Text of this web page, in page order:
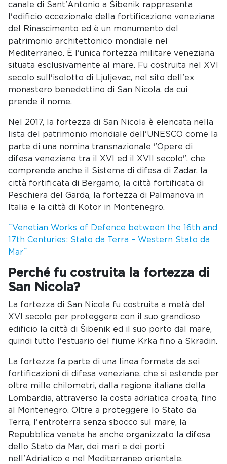
canale di Sant'Antonio a Šibenik rappresenta
l'edificio eccezionale della fortificazione veneziana
del Rinascimento ed è un monumento del
patrimonio architettonico mondiale nel
Mediterraneo. È l'unica fortezza militare veneziana
situata esclusivamente al mare. Fu costruita nel XVI
secolo sull'isolotto di Ljuljevac, nel sito dell'ex
monastero benedettino di San Nicola, da cui
prende il nome.
Nel 2017, la fortezza di San Nicola è elencata nella
lista del patrimonio mondiale dell'UNESCO come la
parte di una nomina transnazionale "Opere di
difesa veneziane tra il XVI ed il XVII secolo", che
comprende anche il Sistema di difesa di Zadar, la
città fortificata di Bergamo, la città fortificata di
Peschiera del Garda, la fortezza di Palmanova in
Italia e la città di Kotor in Montenegro.
˝Venetian Works of Defence between the 16th and
17th Centuries: Stato da Terra – Western Stato da
Mar˝
Perché fu costruita la fortezza di
San Nicola?
La fortezza di San Nicola fu costruita a metà del
XVI secolo per proteggere con il suo grandioso
edificio la città di Šibenik ed il suo porto dal mare,
quindi tutto l'estuario del fiume Krka fino a Skradin.
La fortezza fa parte di una linea formata da sei
fortificazioni di difesa veneziane, che si estende per
oltre mille chilometri, dalla regione italiana della
Lombardia, attraverso la costa adriatica croata, fino
al Montenegro. Oltre a proteggere lo Stato da
Terra, l'entroterra senza sbocco sul mare, la
Repubblica veneta ha anche organizzato la difesa
dello Stato da Mar, dei mari e dei porti
nell'Adriatico e nel Mediterraneo orientale.